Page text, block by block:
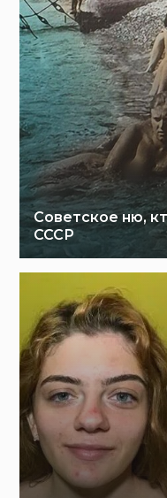
Советское ню,
СССР